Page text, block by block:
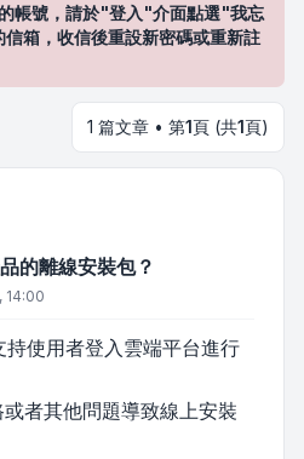
帳號，請於"登入"介面點選"我忘
箱，收信後重設新密碼或重新註
1 篇文章 • 第1頁 (共1頁)
的離線安裝包？
14:00
使用者登入雲端平台進行
者其他問題導致線上安裝